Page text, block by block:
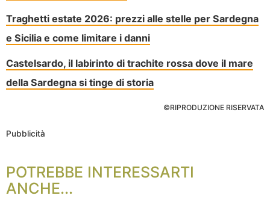
Traghetti estate 2026: prezzi alle stelle per Sardegna
e Sicilia e come limitare i danni
Castelsardo, il labirinto di trachite rossa dove il mare
della Sardegna si tinge di storia
©RIPRODUZIONE RISERVATA
Pubblicità
POTREBBE INTERESSARTI
ANCHE...